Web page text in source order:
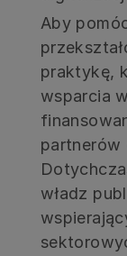
Aby
praktykę,
wsparcia
partnerów
władz